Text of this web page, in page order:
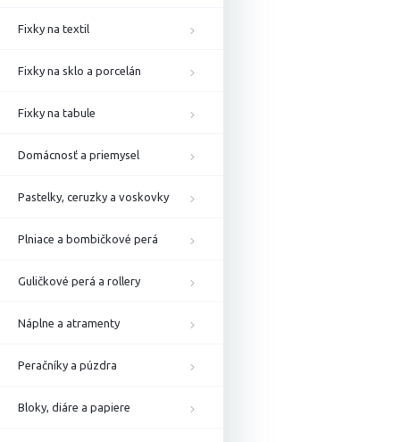
Fixky na textil
Fixky na sklo a porcelán
Fixky na tabule
Domácnosť a priemysel
Pastelky, ceruzky a voskovky
Plniace a bombičkové perá
Guličkové perá a rollery
Náplne a atramenty
Peračníky a púzdra
Bloky, diáre a papiere